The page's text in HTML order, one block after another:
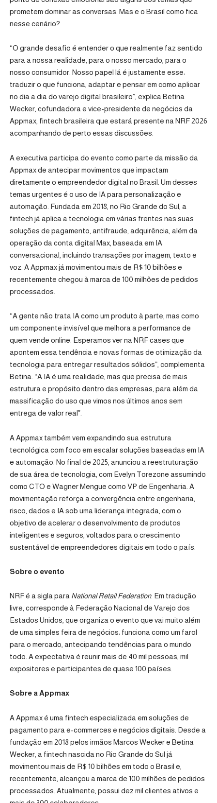
prometem dominar as conversas. Mas e o Brasil como fica
nesse cenário?
“O grande desafio é entender o que realmente faz sentido
para a nossa realidade, para o nosso mercado, para o
nosso consumidor. Nosso papel lá é justamente esse:
traduzir o que funciona, adaptar e pensar em como aplicar
no dia a dia do varejo digital brasileiro”, explica Betina
Wecker, cofundadora e vice-presidente de negócios da
Appmax, fintech brasileira que estará presente na NRF 2026
acompanhando de perto essas discussões.
A executiva participa do evento como parte da missão da
Appmax de antecipar movimentos que impactam
diretamente o empreendedor digital no Brasil. Um desses
temas urgentes é o uso de IA para personalização e
automação. Fundada em 2018, no Rio Grande do Sul, a
fintech já aplica a tecnologia em várias frentes nas suas
soluções de pagamento, antifraude, adquirência, além da
operação da conta digital Max, baseada em IA
conversacional, incluindo transações por imagem, texto e
voz. A Appmax já movimentou mais de R$ 10 bilhões e
recentemente chegou à marca de 100 milhões de pedidos
processados.
“A gente não trata IA como um produto à parte, mas como
um componente invisível que melhora a performance de
quem vende online. Esperamos ver na NRF cases que
apontem essa tendência e novas formas de otimização da
tecnologia para entregar resultados sólidos”, complementa
Betina. “A IA é uma realidade, mas que precisa de mais
estrutura e propósito dentro das empresas, para além da
massificação do uso que vimos nos últimos anos sem
entrega de valor real”.
A Appmax também vem expandindo sua estrutura
tecnológica com foco em escalar soluções baseadas em IA
e automação. No final de 2025, anunciou a reestruturação
de sua área de tecnologia, com Evelyn Torezone assumindo
como CTO e Wagner Mengue como VP de Engenharia. A
movimentação reforça a convergência entre engenharia,
risco, dados e IA sob uma liderança integrada, com o
objetivo de acelerar o desenvolvimento de produtos
inteligentes e seguros, voltados para o crescimento
sustentável de empreendedores digitais em todo o país.
Sobre o evento
NRF é a sigla para National Retail Federation. Em tradução
livre, corresponde à Federação Nacional de Varejo dos
Estados Unidos, que organiza o evento que vai muito além
de uma simples feira de negócios: funciona como um farol
para o mercado, antecipando tendências para o mundo
todo. A expectativa é reunir mais de 40 mil pessoas, mil
expositores e participantes de quase 100 países.
Sobre a Appmax
A Appmax é uma fintech especializada em soluções de
pagamento para e-commerces e negócios digitais. Desde a
fundação em 2018 pelos irmãos Marcos Wecker e Betina
Wecker, a fintech nascida no Rio Grande do Sul já
movimentou mais de R$ 10 bilhões em todo o Brasil e,
recentemente, alcançou a marca de 100 milhões de pedidos
processados. Atualmente, possui dez mil clientes ativos e